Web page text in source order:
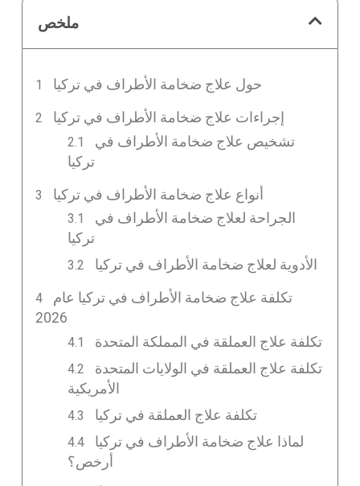
ملخص
حول علاج ضخامة الأطراف في تركيا
إجراءات علاج ضخامة الأطراف في تركيا
تشخيص علاج ضخامة الأطراف في
تركيا
أنواع علاج ضخامة الأطراف في تركيا
الجراحة لعلاج ضخامة الأطراف في
تركيا
الأدوية لعلاج ضخامة الأطراف في تركيا
تكلفة علاج ضخامة الأطراف في تركيا عام
2026
تكلفة علاج العملقة في المملكة المتحدة
تكلفة علاج العملقة في الولايات المتحدة
الأمريكية
تكلفة علاج العملقة في تركيا
لماذا علاج ضخامة الأطراف في تركيا
أرخص؟